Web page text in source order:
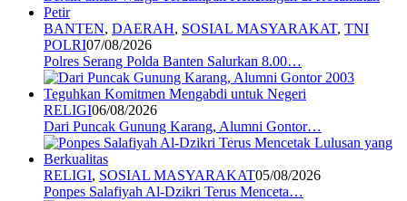
BANTEN, DAERAH, SOSIAL MASYARAKAT, TNI
POLRI07/08/2026
Polres Serang Polda Banten Salurkan 8.00…
RELIGI06/08/2026
Dari Puncak Gunung Karang, Alumni Gontor…
RELIGI, SOSIAL MASYARAKAT05/08/2026
Ponpes Salafiyah Al-Dzikri Terus Menceta…